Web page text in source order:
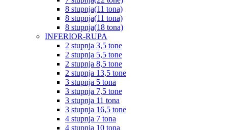
8 stupnja(11 tona)
8 stupnja(11 tona)
8 stupnja(18 tona)
INFERIOR-RUPA
2 stupnja 3,5 tone
2 stupnja 5,5 tone
2 stupnja 8,5 tone
2 stupnja 13,5 tone
3 stupnja 5 tona
3 stupnja 7,5 tone
3 stupnja 11 tona
3 stupnja 16,5 tone
4 stupnja 7 tona
4 stupnja 10 tona